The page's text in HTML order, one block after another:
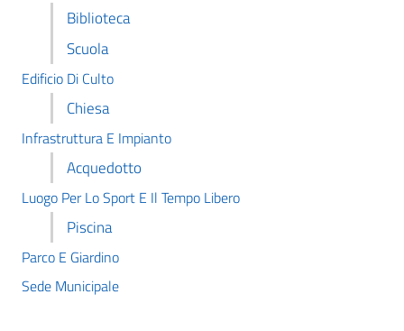
Biblioteca
Scuola
Edificio Di Culto
Chiesa
Infrastruttura E Impianto
Acquedotto
Luogo Per Lo Sport E Il Tempo Libero
Piscina
Parco E Giardino
Sede Municipale